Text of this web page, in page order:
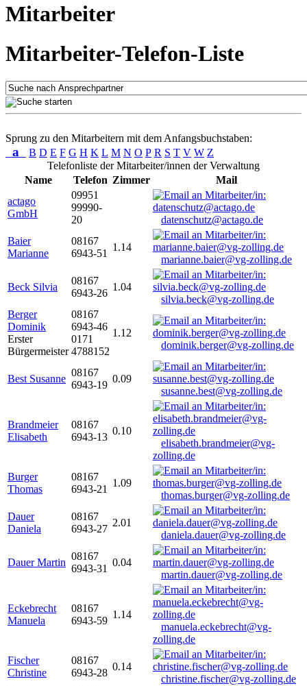
Mitarbeiter
Mitarbeiter-Telefon-Liste
Sprung zu den Mitarbeitern mit dem Anfangsbuchstaben:
a B D E F G H K L M N O P R S T V W Z
Telefonliste der Mitarbeiter/innen der Verwaltung
Name
Telefon Zimmer
Mail
actago
GmbH
09951
99990-
20
datenschutz@actago.de
Baier
Marianne
08167
6943-51
1.14
marianne.baier@vg-zolling.de
Beck Silvia
08167
6943-26
1.04
silvia.beck@vg-zolling.de
Berger
Dominik
Erster
Bürgermeister
08167
6943-46
0171
4788152
1.12
dominik.berger@vg-zolling.de
Best Susanne
08167
6943-19
0.09
susanne.best@vg-zolling.de
Brandmeier
Elisabeth
08167
6943-13
0.10
elisabeth.brandmeier@vg-
zolling.de
Burger
Thomas
08167
6943-21
1.09
thomas.burger@vg-zolling.de
Dauer
Daniela
08167
6943-27
2.01
daniela.dauer@vg-zolling.de
Dauer Martin
08167
6943-31
0.04
martin.dauer@vg-zolling.de
Eckebrecht
Manuela
08167
6943-59
1.14
manuela.eckebrecht@vg-
zolling.de
Fischer
Christine
08167
6943-28
0.14
christine.fischer@vg-zolling.de